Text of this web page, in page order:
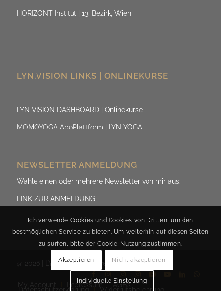
HORIZONT Institut | 13. Bezirk, Wien
LYN.VISION LINKS | ONLINEKURSE
LYN VISION DASHBOARD | Onlinekurse
MOMOYOGA AboPlattform | LYN YOGA
NEWSLETTER ANMELDUNG
Wähle einen oder mehrere Newsletter von mir aus:
LINK ZUR ANMELDUNG
@ 2026 | LYN.ViSION by Evelyn Fischereder
My Account Impressum AGB’s
Ich verwende Cookies und Cookies von Dritten, um den
bestmöglichen Service zu bieten. Um weiterhin auf diesen Seiten
zu surfen, bitte der Cookie-Nutzung zustimmen.
Akzeptieren Nicht akzeptieren
Individuelle Einstellung